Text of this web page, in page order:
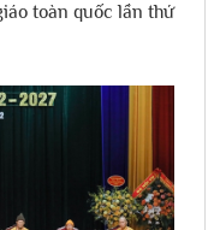
toàn quốc lần thứ